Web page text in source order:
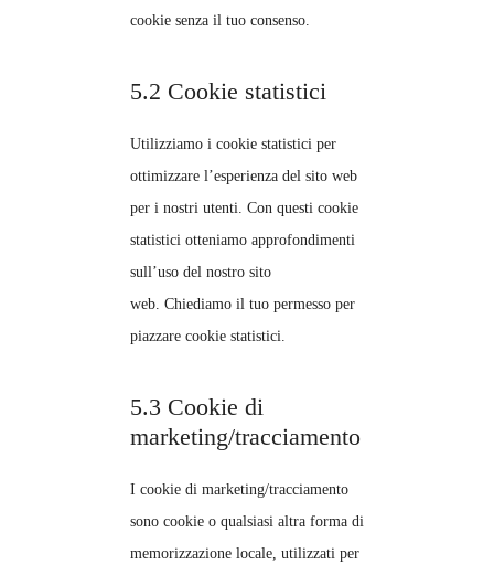
cookie senza il tuo consenso.
5.2 Cookie statistici
Utilizziamo i cookie statistici per
ottimizzare l’esperienza del sito web
per i nostri utenti. Con questi cookie
statistici otteniamo approfondimenti
sull’uso del nostro sito
web. Chiediamo il tuo permesso per
piazzare cookie statistici.
5.3 Cookie di
marketing/tracciamento
I cookie di marketing/tracciamento
sono cookie o qualsiasi altra forma di
memorizzazione locale, utilizzati per